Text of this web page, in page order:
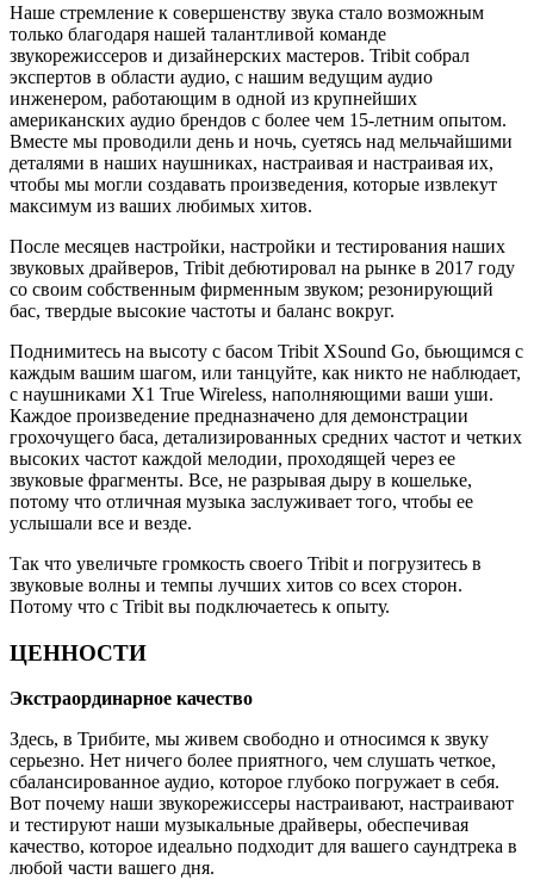
Наше стремление к совершенству звука стало возможным
только благодаря нашей талантливой команде
звукорежиссеров и дизайнерских мастеров. Tribit собрал
экспертов в области аудио, с нашим ведущим аудио
инженером, работающим в одной из крупнейших
американских аудио брендов с более чем 15-летним опытом.
Вместе мы проводили день и ночь, суетясь над мельчайшими
деталями в наших наушниках, настраивая и настраивая их,
чтобы мы могли создавать произведения, которые извлекут
максимум из ваших любимых хитов.
После месяцев настройки, настройки и тестирования наших
звуковых драйверов, Tribit дебютировал на рынке в 2017 году
со своим собственным фирменным звуком; резонирующий
бас, твердые высокие частоты и баланс вокруг.
Поднимитесь на высоту с басом Tribit XSound Go, бьющимся с
каждым вашим шагом, или танцуйте, как никто не наблюдает,
с наушниками X1 True Wireless, наполняющими ваши уши.
Каждое произведение предназначено для демонстрации
грохочущего баса, детализированных средних частот и четких
высоких частот каждой мелодии, проходящей через ее
звуковые фрагменты. Все, не разрывая дыру в кошельке,
потому что отличная музыка заслуживает того, чтобы ее
услышали все и везде.
Так что увеличьте громкость своего Tribit и погрузитесь в
звуковые волны и темпы лучших хитов со всех сторон.
Потому что с Tribit вы подключаетесь к опыту.
ЦЕННОСТИ
Экстраординарное качество
Здесь, в Трибите, мы живем свободно и относимся к звуку
серьезно. Нет ничего более приятного, чем слушать четкое,
сбалансированное аудио, которое глубоко погружает в себя.
Вот почему наши звукорежиссеры настраивают, настраивают
и тестируют наши музыкальные драйверы, обеспечивая
качество, которое идеально подходит для вашего саундтрека в
любой части вашего дня.